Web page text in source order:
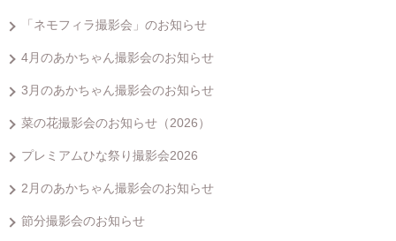
「ネモフィラ撮影会」のお知らせ
4月のあかちゃん撮影会のお知らせ
3月のあかちゃん撮影会のお知らせ
菜の花撮影会のお知らせ（2026）
プレミアムひな祭り撮影会2026
2月のあかちゃん撮影会のお知らせ
節分撮影会のお知らせ